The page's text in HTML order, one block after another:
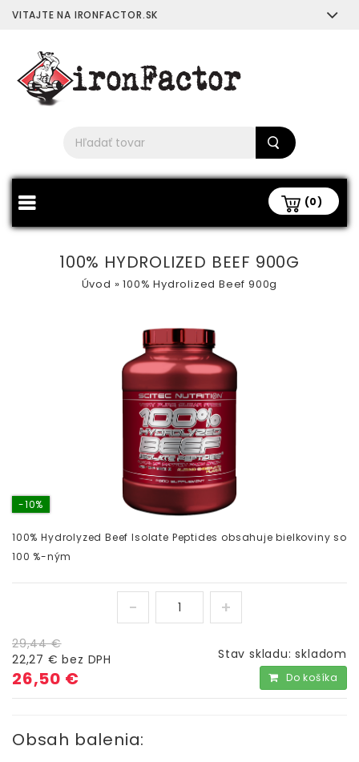
VITAJTE NA IRONFACTOR.SK
(0)
100% HYDROLIZED BEEF 900G
Úvod »100% Hydrolized Beef 900g
-10%
100% Hydrolyzed Beef Isolate Peptides obsahuje bielkoviny so
100 %-ným
29,44 €
22,27 €bez DPH
26,50 €
Stav skladu:skladom
Do košíka
Obsah balenia: